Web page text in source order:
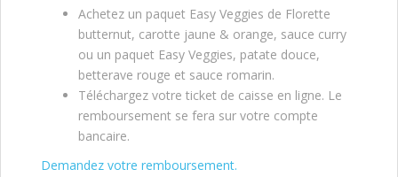
Achetez un paquet Easy Veggies de Florette
butternut, carotte jaune & orange, sauce curry
ou un paquet Easy Veggies, patate douce,
betterave rouge et sauce romarin.
Téléchargez votre ticket de caisse en ligne. Le
remboursement se fera sur votre compte
bancaire.
Demandez votre remboursement.